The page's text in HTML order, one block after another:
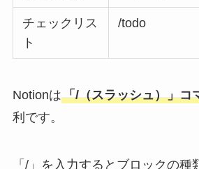
チェックリス
ト
/todo
Notionは「/（スラッシュ）」コ
利です。
「/」を入力するとブロックの種